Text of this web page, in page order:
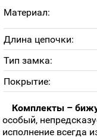
Материал:
Длина цепочки:
Тип замка:
Покрытие:
Комплекты –
особый,
исполнение всегда